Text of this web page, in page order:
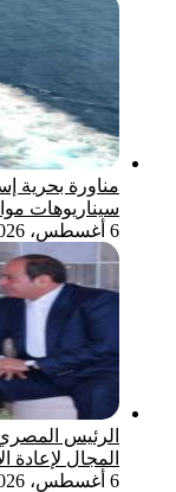
مناورة بحرية
سيناريوهات
6 أغسطس، 2026
الرئيس
المجال لإعادة
6 أغسطس، 2026